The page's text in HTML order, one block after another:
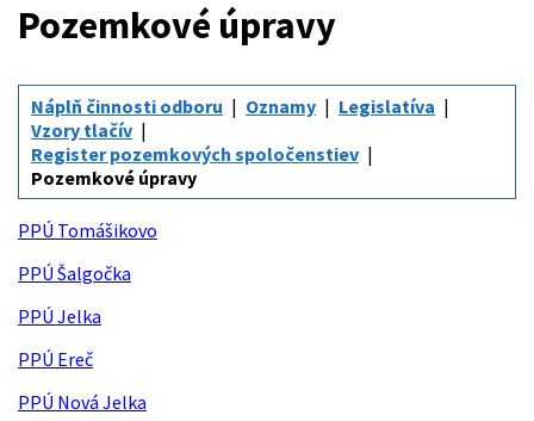
Pozemkové úpravy
Náplň činnosti odboru Oznamy
Legislatíva
Vzory tlačív
Register pozemkových spoločenstiev
Pozemkové úpravy
PPÚ Tomášikovo
PPÚ Šalgočka
PPÚ Jelka
PPÚ Ereč
PPÚ Nová Jelka